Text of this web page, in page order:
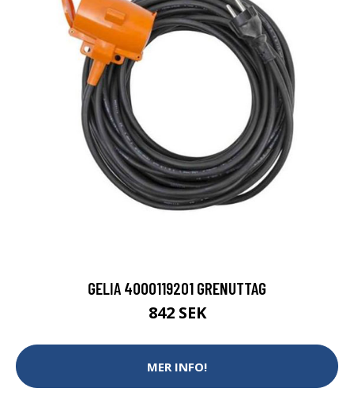
GELIA 4000119201 GRENUTTAG
842 SEK
MER INFO!